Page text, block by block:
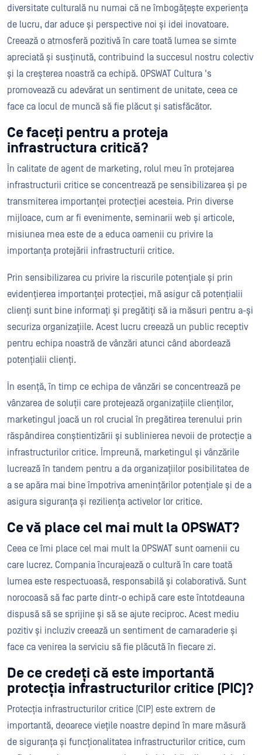
diversitate culturală nu numai că ne îmbogățește experiența
de lucru, dar aduce și perspective noi și idei inovatoare.
Creează o atmosferă pozitivă în care toată lumea se simte
apreciată și susținută, contribuind la succesul nostru colectiv
și la creșterea noastră ca echipă. OPSWAT Cultura 's
promovează cu adevărat un sentiment de unitate, ceea ce
face ca locul de muncă să fie plăcut și satisfăcător.
Ce faceți pentru a proteja
infrastructura critică?
În calitate de agent de marketing, rolul meu în protejarea
infrastructurii critice se concentrează pe sensibilizarea și pe
transmiterea importanței protecției acesteia. Prin diverse
mijloace, cum ar fi evenimente, seminarii web și articole,
misiunea mea este de a educa oamenii cu privire la
importanța protejării infrastructurii critice.
Prin sensibilizarea cu privire la riscurile potențiale și prin
evidențierea importanței protecției, mă asigur că potențialii
clienți sunt bine informați și pregătiți să ia măsuri pentru a-și
securiza organizațiile. Acest lucru creează un public receptiv
pentru echipa noastră de vânzări atunci când abordează
potențialii clienți.
În esență, în timp ce echipa de vânzări se concentrează pe
vânzarea de soluții care protejează organizațiile clienților,
marketingul joacă un rol crucial în pregătirea terenului prin
răspândirea conștientizării și sublinierea nevoii de protecție a
infrastructurilor critice. Împreună, marketingul și vânzările
lucrează în tandem pentru a da organizațiilor posibilitatea de
a se apăra mai bine împotriva amenințărilor potențiale și de a
asigura siguranța și reziliența activelor lor critice.
Ce vă place cel mai mult la OPSWAT?
Ceea ce îmi place cel mai mult la OPSWAT sunt oamenii cu
care lucrez. Compania încurajează o cultură în care toată
lumea este respectuoasă, responsabilă și colaborativă. Sunt
norocoasă să fac parte dintr-o echipă care este întotdeauna
dispusă să se sprijine și să se ajute reciproc. Acest mediu
pozitiv și incluziv creează un sentiment de camaraderie și
face ca venirea la serviciu să fie plăcută în fiecare zi.
De ce credeți că este importantă
protecția infrastructurilor critice (PIC)?
Protecția infrastructurilor critice (CIP) este extrem de
importantă, deoarece viețile noastre depind în mare măsură
de siguranța și funcționalitatea infrastructurilor critice, cum